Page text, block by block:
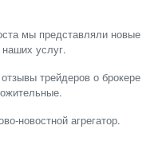
мы представляли новые
услуг.
трейдеров о брокере
новостной агрегатор.